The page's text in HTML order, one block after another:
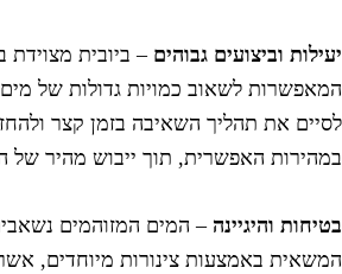
וביצועים גבוהים– ביובית מצוידת
לשאוב כמויות גדולות של מים
את תהליך השאיבה בזמן קצר
האפשרית, תוך ייבוש מהיר של
והיגיינה– המים המזוהמים נשאבים
באמצעות צינורות מיוחדים,